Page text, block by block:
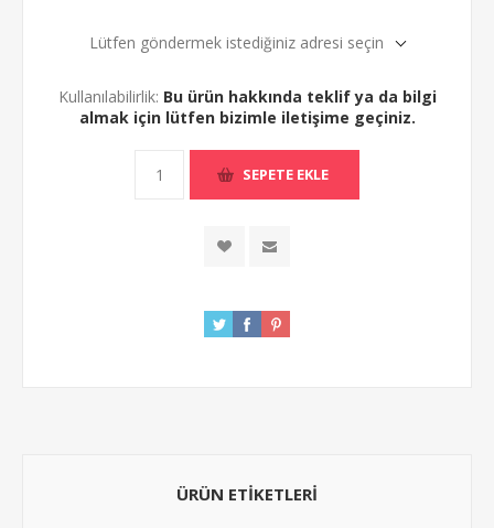
Lütfen göndermek istediğiniz adresi seçin
Kullanılabilirlik: Bu ürün hakkında teklif ya da bilgi
almak için lütfen bizimle iletişime geçiniz.
ÜRÜN ETIKETLERI